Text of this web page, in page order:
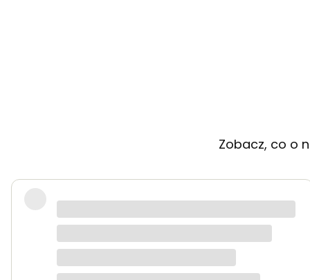
Zobacz, co o
Bardzo dobra jakość tkanin, kolory dokładnie
Anna K.